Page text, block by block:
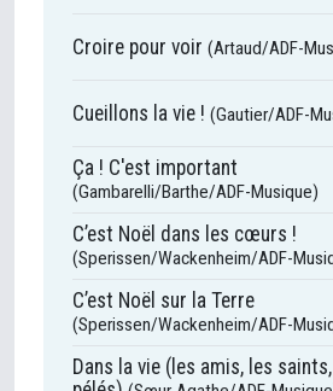
Croire pour voir (Artaud/ADF-
Cueillons la vie ! (Gautier/ADF-
Ça ! C'est important
(Gambarelli/Barthe/ADF-Musique)
C’est Noël dans les cœurs !
(Sperissen/Wackenheim/ADF-
C’est Noël sur la Terre
(Sperissen/Wackenheim/ADF-
Dans la vie (les amis, les